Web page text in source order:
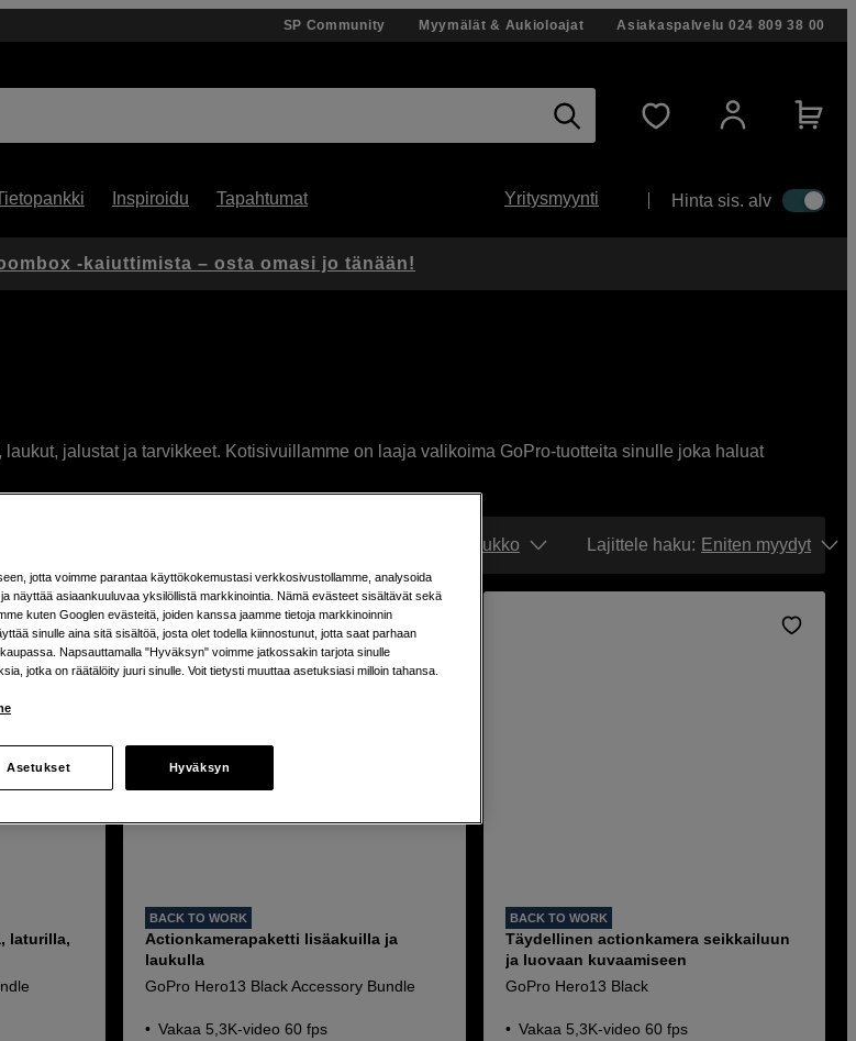
SP Community Myymälät & Aukioloajat Asiakaspalvelu 024 809 38 00
Inspiroidu Tapahtumat Yritysmyynti Hinta sis. alv
jalustat ja tarvikkeet. Kotisivuillamme on laaja valikoima GoPro-tuotteita sinulle joka haluat
Ruudukko Lajittele haku: Eniten myydyt
laturilla,
BACK TO WORK
Actionkamerapaketti lisäakuilla ja
laukulla
GoPro Hero13 Black Accessory Bundle
Vakaa 5,3K-video 60 fps
BACK TO WORK
Täydellinen actionkamera seikkailuun
ja luovaan kuvaamiseen
GoPro Hero13 Black
Vakaa 5,3K-video 60 fps
-kaiuttimista – osta omasi jo tänään!
jotta voimme parantaa käyttökokemustasi verkkosivustollamme, analysoida
näyttää asiaankuuluvaa yksilöllistä markkinointia. Nämä evästeet sisältävät sekä
kuten Googlen evästeitä, joiden kanssa jaamme tietoja markkinoinnin
sinulle aina sitä sisältöä, josta olet todella kiinnostunut, jotta saat parhaan
Napsauttamalla "Hyväksyn" voimme jatkossakin tarjota sinulle
jotka on räätälöity juuri sinulle. Voit tietysti muuttaa asetuksiasi milloin tahansa.
Asetukset Hyväksyn